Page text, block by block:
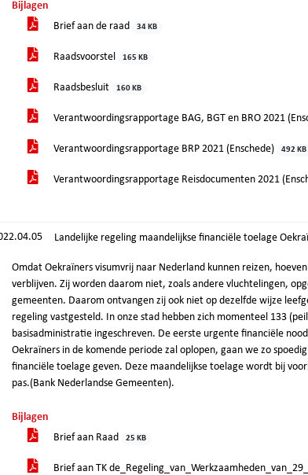
Bijlagen
Brief aan de raad
34 KB
Raadsvoorstel 165 KB
Raadsbesluit 160 KB
Verantwoordingsrapportage BAG, BGT en BRO 2021
Verantwoordingsrapportage BRP 2021 (Enschede) 492 KB
Verantwoordingsrapportage Reisdocumenten 2021
Landelijke regeling maandelijkse financiële toelage
Omdat Oekraïners visumvrij naar Nederland kunnen reizen,
verblijven. Zij worden daarom niet, zoals andere vluchtelingen,
gemeenten. Daarom ontvangen zij ook niet op dezelfde wijze
regeling vastgesteld. In onze stad hebben zich momenteel 133
basisadministratie ingeschreven. De eerste urgente financiële
Oekraïners in de komende periode zal oplopen, gaan we zo
financiële toelage geven. Deze maandelijkse toelage wordt bij
pas.(Bank Nederlandse Gemeenten).
Bijlagen
Brief aan Raad
25 KB
Brief aan TK